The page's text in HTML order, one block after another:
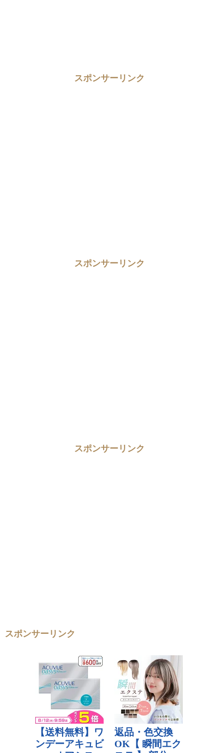
スポンサーリンク
スポンサーリンク
スポンサーリンク
スポンサーリンク